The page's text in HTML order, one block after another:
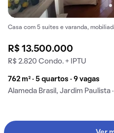
Casa com 5 suítes e varanda,
R$ 13.500.000
R$ 2.820 Condo. + IPTU
762 m² · 5 quartos · 9 vagas
Alameda Brasil, Jardim Paulista